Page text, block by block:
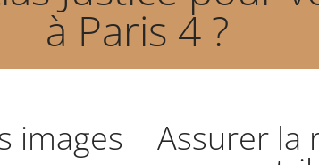
à Paris 4 ?
images Assurer la